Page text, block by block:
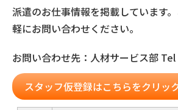
派遣のお仕事情報を掲載しています
軽にお問い合わせください。
お問い合わせ先：人材サービス部
スタッフ仮登録はこちらをクリッ